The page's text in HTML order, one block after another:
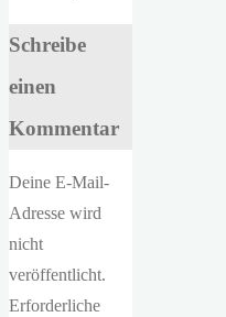
Schreibe
einen
Kommentar
Deine E-Mail-
Adresse wird
nicht
veröffentlicht.
Erforderliche